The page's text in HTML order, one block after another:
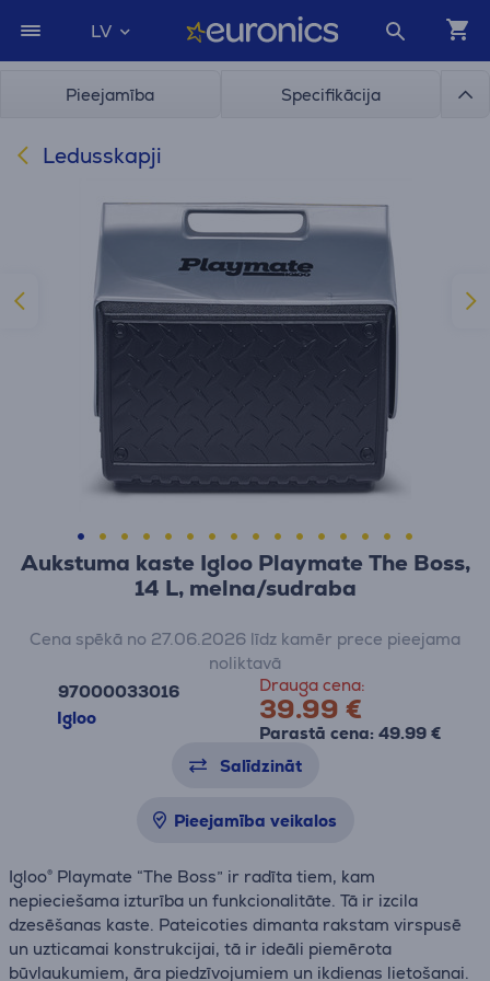
LV
Pieejamība Specifikācija
Ledusskapji
Aukstuma kaste Igloo Playmate The Boss,
14 L, melna/sudraba
97000033016
Igloo
Drauga cena:
39.99 €
Parastā cena: 49.99 €
Cena spēkā no 27.06.2026 līdz kamēr prece pieejama
noliktavā
Salīdzināt
Pieejamība veikalos
Igloo® Playmate “The Boss” ir radīta tiem, kam
nepieciešama izturība un funkcionalitāte. Tā ir izcila
dzesēšanas kaste. Pateicoties dimanta rakstam virspusē
un uzticamai konstrukcijai, tā ir ideāli piemērota
būvlaukumiem, āra piedzīvojumiem un ikdienas lietošanai.